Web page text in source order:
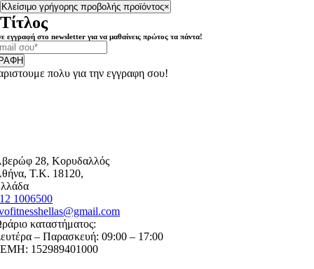
Κλείσιμο γρήγορης προβολής προϊόντος×
Τίτλος
εγγραφή στο newsletter για να μαθαίνεις πρώτος τα πάντα!
πολυ για την εγγραφη σου!
28, Κορυδαλλός
Τ.Κ. 18120,
1006500
καταστήματος:
– Παρασκευή: 09:00 – 17:00
152989401000